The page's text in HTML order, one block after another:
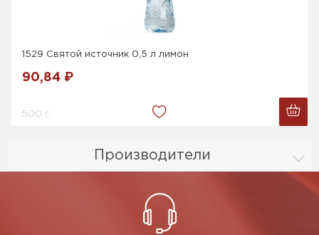
Производители
1529 Святой источник 0,5 л лимон
90,84 ₽
500 г.